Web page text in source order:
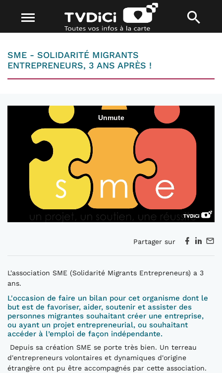
SME - SOLIDARITÉ MIGRANTS
ENTREPRENEURS, 3 ANS APRÈS !
Partager sur
L'association SME (Solidarité Migrants Entrepreneurs) a 3
ans.
L'occasion de faire un bilan pour cet organisme dont le
but est de favoriser, aider, soutenir et assister des
personnes migrantes souhaitant créer une entreprise,
ou ayant un projet entrepreneurial, ou souhaitant
accéder à l’emploi de façon indépendante.
Depuis sa création SME se porte très bien. Un terreau
d'entrepreneurs volontaires et dynamiques d'origine
étrangère ont pu être accompagnés par cette association.